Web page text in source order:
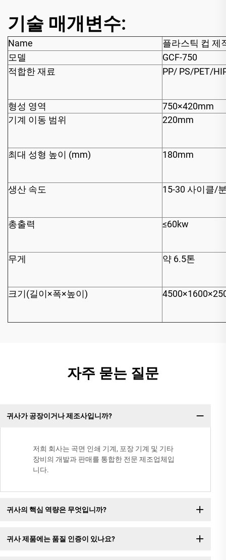
기술 매개변수:
Name
플라스틱 컵 제
모델
GCF-750
적합한 재료
PP/ PS/PET/
형성 영역
750×420mm
기계 이동 범위
220mm
최대 성형 높이 (mm) 180mm
생산 속도 15-30 사이클/
총출력 ≤60kw
무게 약 6.5톤
크기(길이×폭×높이)
자주 묻는 질문
귀사가 공장이거나 제조사입니까?
저희 회사는 곡면 인쇄 기계, 포장 기계 및 기타
장비의 개발과 판매를 통합한 전문 제조업체입
니다.
귀사의 핵심 역량은 무엇입니까?
귀사 제품에는 품질 인증이 있나요?